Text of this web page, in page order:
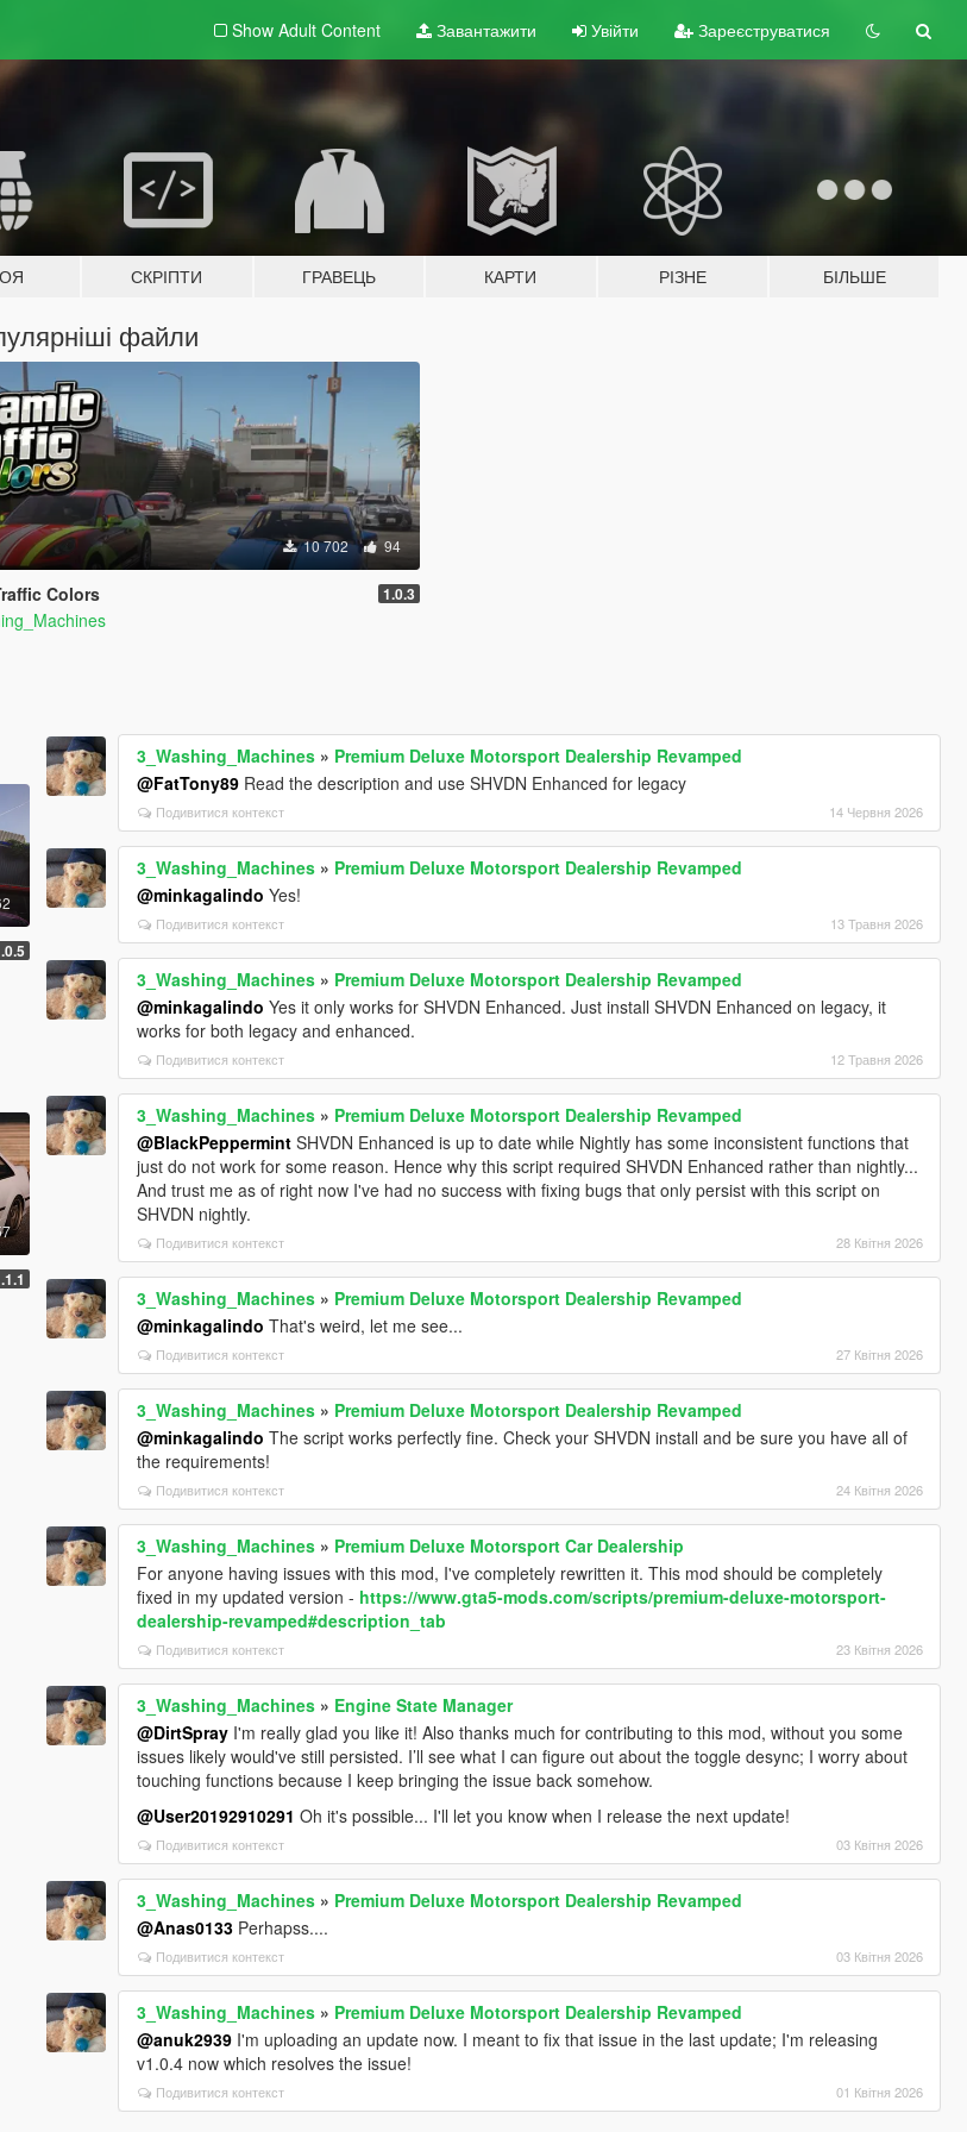
Show Adult Content Завантажити Увійти Зареєструватися
СКРІПТИ ГРАВЕЦЬ КАРТИ РІЗНЕ БІЛЬШЕ
файли
10 702 94
Colors 1.0.3
3_Washing_Machines » Premium Deluxe Motorsport Dealership Revamped
@FatTony89 Read the description and use SHVDN Enhanced for legacy
Подивитися контекст 14 Червня 2026
3_Washing_Machines » Premium Deluxe Motorsport Dealership Revamped
@minkagalindo Yes!
Подивитися контекст 13 Травня 2026
3_Washing_Machines » Premium Deluxe Motorsport Dealership Revamped
@minkagalindo Yes it only works for SHVDN Enhanced. Just install SHVDN Enhanced on legacy, it
works for both legacy and enhanced.
Подивитися контекст 12 Травня 2026
3_Washing_Machines » Premium Deluxe Motorsport Dealership Revamped
@BlackPeppermint SHVDN Enhanced is up to date while Nightly has some inconsistent functions that
just do not work for some reason. Hence why this script required SHVDN Enhanced rather than nightly...
And trust me as of right now I've had no success with fixing bugs that only persist with this script on
SHVDN nightly.
Подивитися контекст 28 Квітня 2026
3_Washing_Machines » Premium Deluxe Motorsport Dealership Revamped
@minkagalindo That's weird, let me see...
Подивитися контекст 27 Квітня 2026
3_Washing_Machines » Premium Deluxe Motorsport Dealership Revamped
@minkagalindo The script works perfectly fine. Check your SHVDN install and be sure you have all of
the requirements!
Подивитися контекст 24 Квітня 2026
3_Washing_Machines » Premium Deluxe Motorsport Car Dealership
For anyone having issues with this mod, I've completely rewritten it. This mod should be completely
fixed in my updated version - https://www.gta5-mods.com/scripts/premium-deluxe-motorsport-
dealership-revamped#description_tab
Подивитися контекст 23 Квітня 2026
3_Washing_Machines » Engine State Manager
@DirtSpray I'm really glad you like it! Also thanks much for contributing to this mod, without you some
issues likely would've still persisted. I’ll see what I can figure out about the toggle desync; I worry about
touching functions because I keep bringing the issue back somehow.
@User20192910291 Oh it's possible... I'll let you know when I release the next update!
Подивитися контекст 03 Квітня 2026
3_Washing_Machines » Premium Deluxe Motorsport Dealership Revamped
@Anas0133 Perhapss....
Подивитися контекст 03 Квітня 2026
3_Washing_Machines » Premium Deluxe Motorsport Dealership Revamped
@anuk2939 I'm uploading an update now. I meant to fix that issue in the last update; I'm releasing
v1.0.4 now which resolves the issue!
Подивитися контекст 01 Квітня 2026